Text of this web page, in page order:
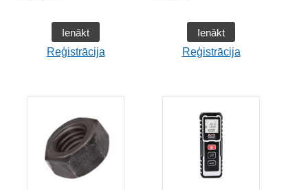
Ienākt
Reģistrācija
Ienākt
Reģistrācija